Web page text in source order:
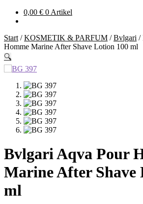
0,00 € 0 Artikel
Start /KOSMETIK & PARFUM /Bvlgari /
Homme Marine After Shave Lotion 100 ml
🔍
Bvlgari Aqva Pour
Marine After Shave
ml